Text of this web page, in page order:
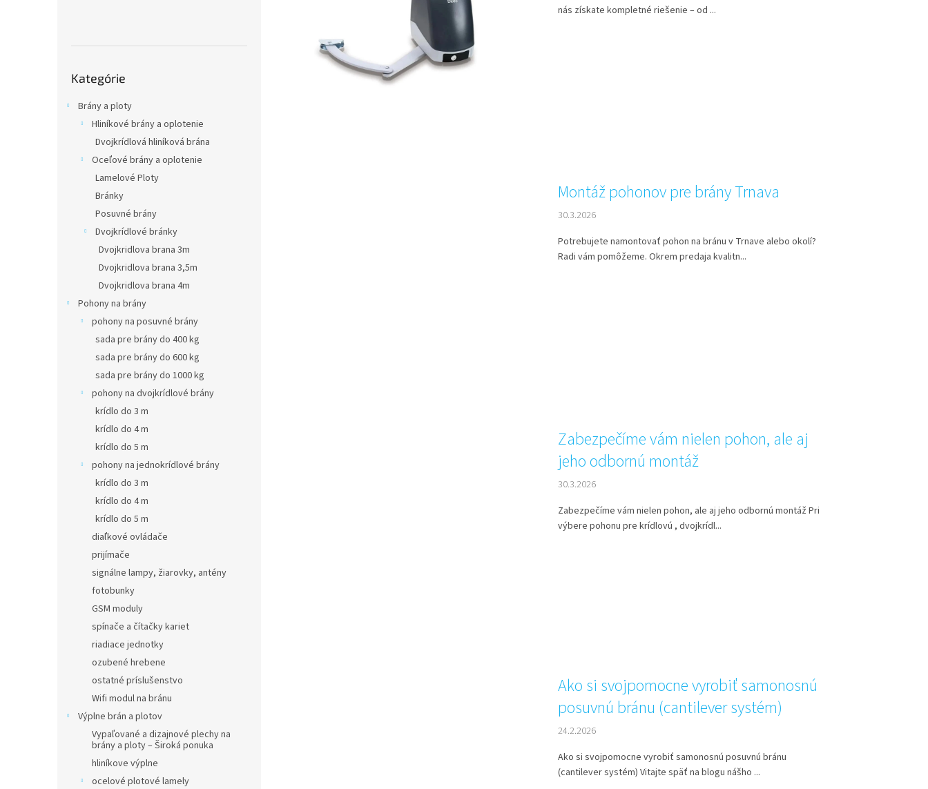
kategórie
Kategórie
Brány a ploty
Hliníkové brány a oplotenie
Dvojkrídlová hliníková brána
Oceľové brány a oplotenie
Lamelové Ploty
Bránky
Posuvné brány
Dvojkrídlové bránky
Dvojkridlova brana 3m
Dvojkridlova brana 3,5m
Dvojkridlova brana 4m
Pohony na brány
pohony na posuvné brány
sada pre brány do 400 kg
sada pre brány do 600 kg
sada pre brány do 1000 kg
pohony na dvojkrídlové brány
krídlo do 3 m
krídlo do 4 m
krídlo do 5 m
pohony na jednokrídlové brány
krídlo do 3 m
krídlo do 4 m
krídlo do 5 m
diaľkové ovládače
prijímače
signálne lampy, žiarovky, antény
fotobunky
GSM moduly
spínače a čítačky kariet
riadiace jednotky
ozubené hrebene
ostatné príslušenstvo
Wifi modul na bránu
Výplne brán a plotov
Vypaľované a dizajnové plechy na
brány a ploty – Široká ponuka
hliníkove výplne
ocelové plotové lamely
nás získate kompletné riešenie – od ...
Montáž pohonov pre brány Trnava
30.3.2026
Potrebujete namontovať pohon na bránu v Trnave alebo okolí?
Radi vám pomôžeme. Okrem predaja kvalitn...
Zabezpečíme vám nielen pohon, ale aj
jeho odbornú montáž
30.3.2026
Zabezpečíme vám nielen pohon, ale aj jeho odbornú montáž Pri
výbere pohonu pre krídlovú , dvojkrídl...
Ako si svojpomocne vyrobiť samonosnú
posuvnú bránu (cantilever systém)
24.2.2026
Ako si svojpomocne vyrobiť samonosnú posuvnú bránu
(cantilever systém) Vitajte späť na blogu nášho ...